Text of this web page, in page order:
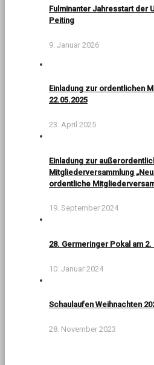
Fulminanter Jahresstart der
Peiting
9. Januar 2026
Einladung zur ordentlichen
22.05.2025
23. April 2025
Einladung zur
Mitgliederversammlung
ordentliche
19. September 2024
28. Germeringer Pokal am
10. Januar 2024
Schaulaufen Weihnachten
28. November 2023